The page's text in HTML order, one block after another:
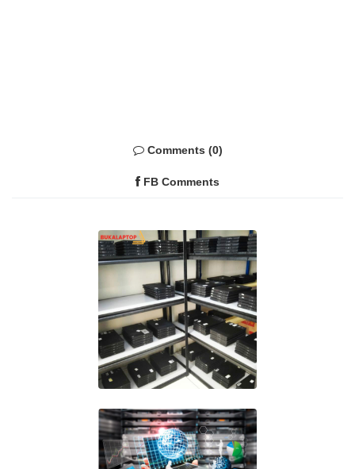
Comments (0)
FB Comments